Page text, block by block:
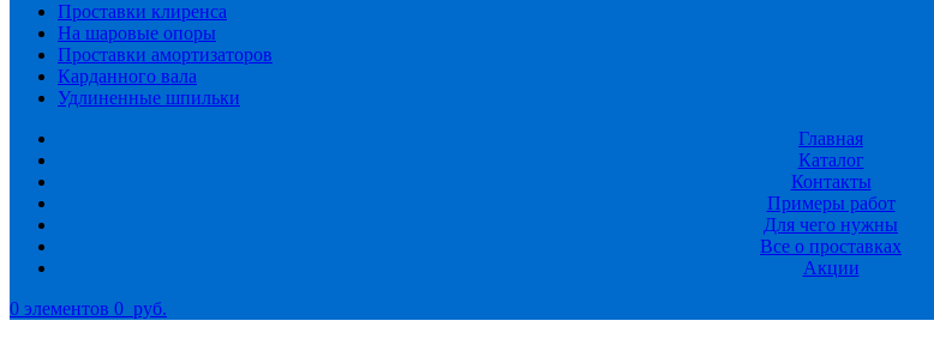
Проставки клиренса
На шаровые опоры
Проставки амортизаторов
Карданного вала
Удлиненные шпильки
Главная
Каталог
Контакты
Примеры работ
Для чего нужны
Все о проставках
Акции
0 элементов 0 руб.